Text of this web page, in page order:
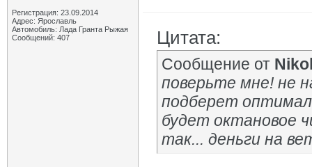
Регистрация: 23.09.2014
Адрес: Ярославль
Автомобиль: Лада Гранта Рыжая
Сообщений: 407
Цитата:
Сообщение от
поверьте мне! не
подберет
будет октановое
так... деньги на